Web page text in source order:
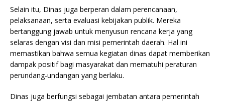
Selain itu, Dinas juga berperan dalam perencanaan,
pelaksanaan, serta evaluasi kebijakan publik. Mereka
bertanggung jawab untuk menyusun rencana kerja yang
selaras dengan visi dan misi pemerintah daerah. Hal ini
memastikan bahwa semua kegiatan dinas dapat memberikan
dampak positif bagi masyarakat dan mematuhi peraturan
perundang-undangan yang berlaku.
Dinas juga berfungsi sebagai jembatan antara pemerintah